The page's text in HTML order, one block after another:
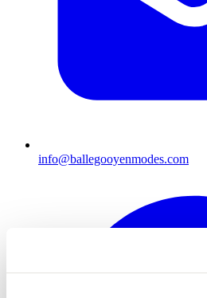
info@ballegooyenmodes.com